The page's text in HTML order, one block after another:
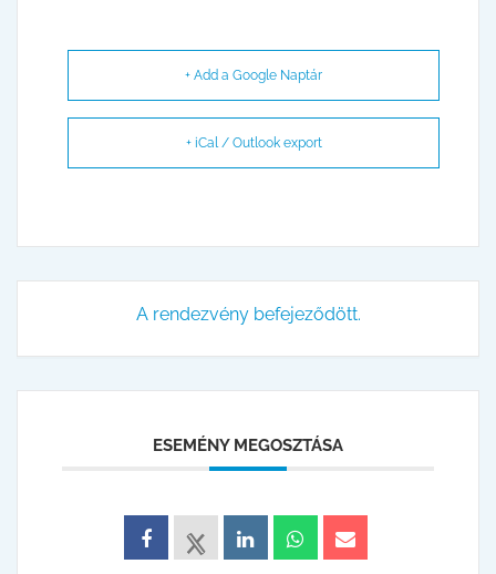
+ Add a Google Naptár
+ iCal / Outlook export
A rendezvény befejeződött.
ESEMÉNY MEGOSZTÁSA